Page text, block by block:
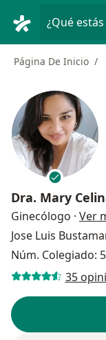
¿Qué
Página De Inicio
Dra. Mary
Ginecólogo · Ver
Jose Luis
Núm. Colegiado:
35